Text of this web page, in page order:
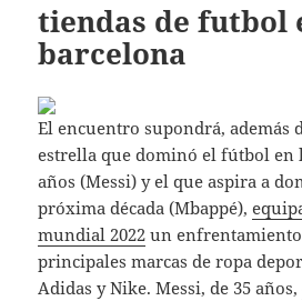
tiendas de futbol
barcelona
El encuentro supondrá, además
estrella que dominó el fútbol en
años (Messi) y el que aspira a
próxima década (Mbappé),
mundial 2022 un
principales marcas de ropa
Adidas y Nike. Messi, de 35 años,